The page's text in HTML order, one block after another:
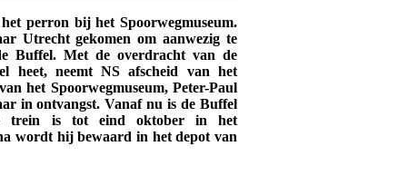
perron bij het Spoorwegmuseum.
Utrecht gekomen om aanwezig te
Buffel. Met de overdracht van de
heet, neemt NS afscheid van het
het Spoorwegmuseum, Peter-Paul
in ontvangst. Vanaf nu is de Buffel
trein is tot eind oktober in het
wordt hij bewaard in het depot van